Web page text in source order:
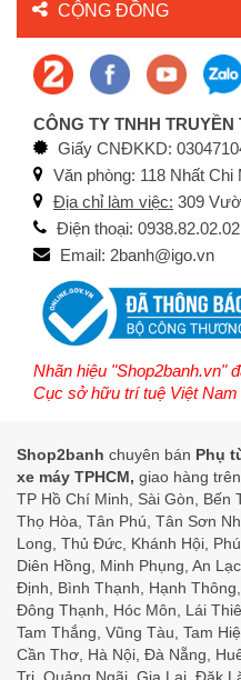
CỘNG ĐỒNG
CÔNG TY TNHH TRUYỀN
Giấy CNĐKKD:
Văn phòng: 118 Nhất Chi
Địa chỉ làm việc: 309
Điện thoại:
Email: 2banh@igo.vn
Nhãn hiệu "Shop2banh.vn"
Cục sở hữu trí tuệ Việt Nam
Shop2banh chuyên bán Phụ
xe máy TPHCM, giao hàng
TP Hồ Chí Minh, Sài Gòn, Bến
Thọ Hòa, Tân Phú, Tân Sơn
Long, Thủ Đức, Khánh Hội,
Diên Hồng, Minh Phụng, An
Định, Bình Thạnh, Hạnh
Đông Thạnh, Hóc Môn, Lái
Tam Thắng, Vũng Tàu, Tam
Cần Thơ, Hà Nội, Đà Nẵng,